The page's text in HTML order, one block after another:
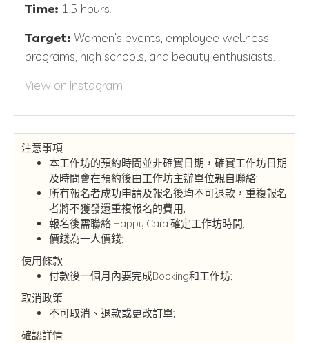
注意事項
本工作坊的預約時間並非確實日期，確實工作坊日期
及時間會在預約後由工作坊主辦單位親自聯絡;
所有報名者成功申請及報名後均不可退款，重複報名
者將不獲發還重複報名的費用;
報名後需聯絡 Happy Cara 確定工作坊時間;
價錢為一人價錢;
使用條款
付款後一個月內要完成Booking和工作坊;
取消政策
不可取消、退款或更改訂單;
確認詳情
Time: 1.5 hours.
Target: Women's events, employee wellness
programs, high schools, and beauty enthusiasts.
View on Instagram